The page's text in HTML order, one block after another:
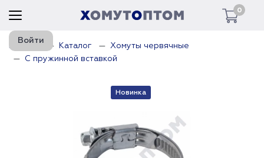
0
Войти
Главная Каталог
Хомуты червячные
С пружинной вставкой
Новинка